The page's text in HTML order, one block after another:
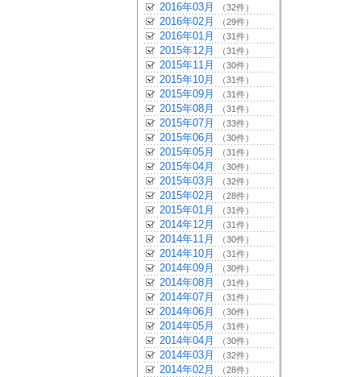
2016年03月 （32件）
2016年02月 （29件）
2016年01月 （31件）
2015年12月 （31件）
2015年11月 （30件）
2015年10月 （31件）
2015年09月 （31件）
2015年08月 （31件）
2015年07月 （33件）
2015年06月 （30件）
2015年05月 （31件）
2015年04月 （30件）
2015年03月 （32件）
2015年02月 （28件）
2015年01月 （31件）
2014年12月 （31件）
2014年11月 （30件）
2014年10月 （31件）
2014年09月 （30件）
2014年08月 （31件）
2014年07月 （31件）
2014年06月 （30件）
2014年05月 （31件）
2014年04月 （30件）
2014年03月 （32件）
2014年02月 （28件）